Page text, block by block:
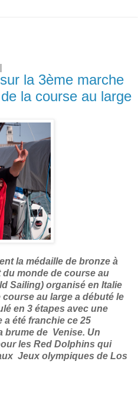
la 3ème marche
la course au large
la médaille de bronze à
du monde de course au
Sailing) organisé en Italie
au large a débuté le
en 3 étapes avec une
a été franchie ce 25
brume de Venise. Un
les Red Dolphins qui
Jeux olympiques de Los